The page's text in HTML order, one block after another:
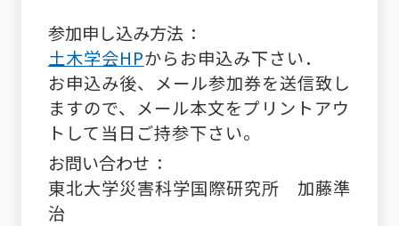
参加申し込み方法
土木学会HPからお申込み下さい．
お申込み後、メール参加券を送信致し
ますので、メール本文をプリントアウ
トして当日ご持参下さい。
お問い合わせ
東北大学災害科学国際研究所 加藤準
治